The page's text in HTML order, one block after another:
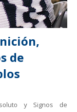
de
y Signos de